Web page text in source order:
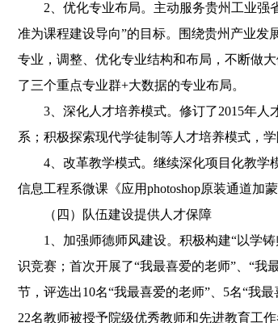
2、优化专业布局。主动服务贵州工业强省
准为课程建设导向”的目标。围绕贵州产业
专业，调整、优化专业结构和布局，不断做
了三个重点专业群+大数据的专业布局。
3、深化人才培养模式。修订了2015年人
系；积极探索现代学徒制等人才培养模式，
4、改革教学模式。继续深化项目化教学模
信息工程系微课《应用photoshop原装通道加
（四）队伍建设提供人才保障
1、加强师德师风建设。积极构建“以学铸
识竞赛；首次开展了“我最喜爱的老师”、“
节，评选出10名“我最喜爱的老师”、5名“我
22名教师被授予院级优秀教师和先进教育工作